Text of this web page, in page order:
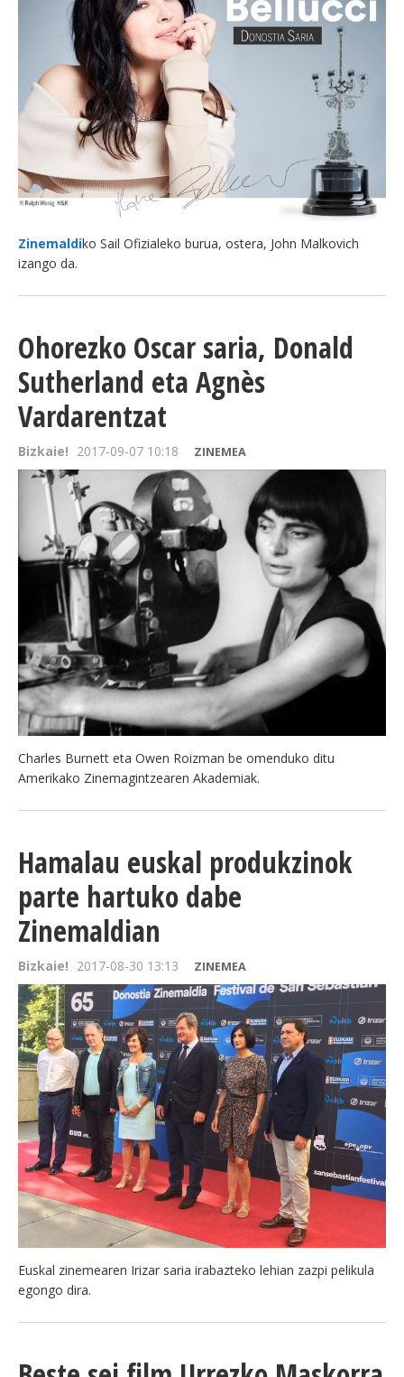
Zinemaldiko Sail Ofizialeko burua, ostera, John Malkovich
izango da.
Ohorezko Oscar saria, Donald
Sutherland eta Agnès
Vardarentzat
Bizkaie! 2017-09-07 10:18 ZINEMEA
Charles Burnett eta Owen Roizman be omenduko ditu
Amerikako Zinemagintzearen Akademiak.
Hamalau euskal produkzinok
parte hartuko dabe
Zinemaldian
Bizkaie! 2017-08-30 13:13 ZINEMEA
Euskal zinemearen Irizar saria irabazteko lehian zazpi pelikula
egongo dira.